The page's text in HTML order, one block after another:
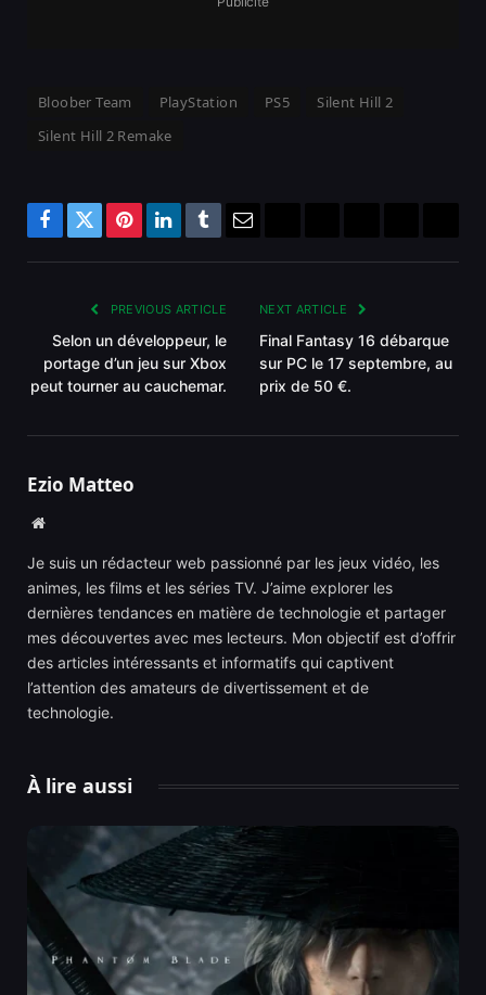
Bloober Team PlayStation PS5
Silent Hill 2
Silent Hill 2 Remake
Facebook
TwitterPinterestLinkedInTumblr
PREVIOUS ARTICLE
Selon un développeur, le
portage d’un jeu sur Xbox
peut tourner au cauchemar.
NEXT ARTICLE
Final Fantasy 16 débarque
sur PC le 17 septembre, au
prix de 50 €.
Ezio Matteo
Website
Je suis un rédacteur web passionné par les jeux vidéo, les
animes, les films et les séries TV. J’aime explorer les
dernières tendances en matière de technologie et partager
mes découvertes avec mes lecteurs. Mon objectif est d’offrir
des articles intéressants et informatifs qui captivent
l’attention des amateurs de divertissement et de
technologie.
À lire aussi